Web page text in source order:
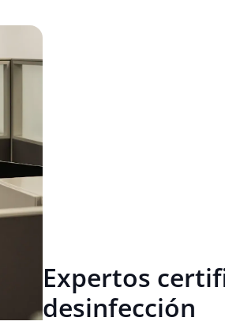
Expertos
desinfección